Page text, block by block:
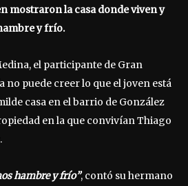
mostraron la casa donde viven y
y frío.
el participante de Gran
no puede creer lo que el joven está
casa en el barrio de González
en la que convivían Thiago
hambre y frío”, contó su hermano